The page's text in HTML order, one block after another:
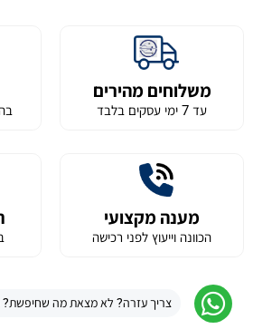
משלוחים מהירים
עד 7 ימי עסקים בלבד
מענה מקצועי
הכוונה וייעוץ לפני רכישה
צריך עזרה? לא מצאת מה שחיפשת?